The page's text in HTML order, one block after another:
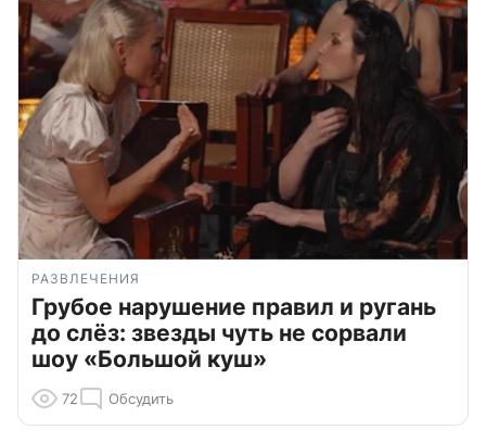
РАЗВЛЕЧЕНИЯ
Грубое нарушение правил и ругань
до слёз: звезды чуть не сорвали
шоу «Большой куш»
72 Обсудить